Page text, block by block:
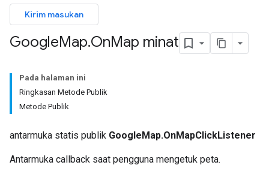
Kirim masukan
GoogleMap.OnMap minat
Pada halaman ini
Ringkasan Metode Publik
Metode Publik
antarmuka statis publik GoogleMap.OnMapClickListener
Antarmuka callback saat pengguna mengetuk peta.